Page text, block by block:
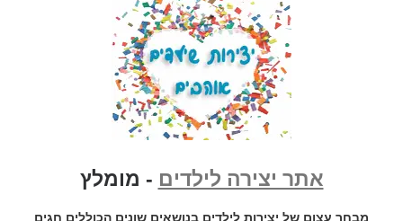
אתר יצירה לילדים - מומלץ
מבחר עצום של יצירות לילדים בנושאים שונים הכוללים חגים